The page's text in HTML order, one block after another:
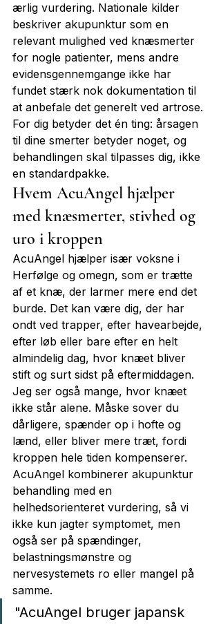
ærlig vurdering. Nationale kilder
beskriver akupunktur som en
relevant mulighed ved knæsmerter
for nogle patienter, mens andre
evidensgennemgange ikke har
fundet stærk nok dokumentation til
at anbefale det generelt ved artrose.
For dig betyder det én ting: årsagen
til dine smerter betyder noget, og
behandlingen skal tilpasses dig, ikke
en standardpakke.
Hvem AcuAngel hjælper
med knæsmerter, stivhed og
uro i kroppen
AcuAngel hjælper især voksne i
Herfølge og omegn, som er trætte
af et knæ, der larmer mere end det
burde. Det kan være dig, der har
ondt ved trapper, efter havearbejde,
efter løb eller bare efter en helt
almindelig dag, hvor knæet bliver
stift og surt sidst på eftermiddagen.
Jeg ser også mange, hvor knæet
ikke står alene. Måske sover du
dårligere, spænder op i hofte og
lænd, eller bliver mere træt, fordi
kroppen hele tiden kompenserer.
AcuAngel kombinerer akupunktur
behandling med en
helhedsorienteret vurdering, så vi
ikke kun jagter symptomet, men
også ser på spændinger,
belastningsmønstre og
nervesystemets ro eller mangel på
samme.
"AcuAngel bruger japansk